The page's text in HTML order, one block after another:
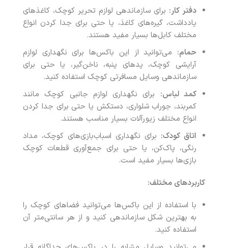
دفتر کار: برای سازماندهی لوازم تحریر کوچک، کاغذهای
یادداشت، گیره‌های کاغذ، یا حتی برای جدا کردن انواع
مختلف کابل‌ها بسیار مفید هستند.
حمام: می‌توانید از این باکس‌ها برای نگهداری لوازم
آرایشی کوچک، پدهای پنبه، ناخن‌گیر، یا حتی برای
سازماندهی وسایل مسافرتی کوچک استفاده کنید.
کمد لباس: برای نگهداری لوازم جانبی کوچک مانند
کمربند، جوراب شلواری، دستکش یا حتی برای جدا کردن
انواع مختلف زیورآلات بسیار مناسب هستند.
اتاق کودک: برای نگهداری اسباب‌بازی‌های کوچک، مداد
رنگی، پاک‌کن، یا حتی برای جمع‌آوری قطعات کوچک
بازی‌ها بسیار مفید است.
کاربردهای مختلف:
با استفاده از این باکس‌ها می‌توانید فضاهای کوچک را
به بهترین شکل سازماندهی کنید و از هر سانتی‌متر آن
استفاده کنید.